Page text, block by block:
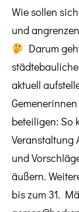
Wie sollen
und
Darum
aktuell
beteiligen: So
Veranstaltung
und
äußern.
bis zum 31.